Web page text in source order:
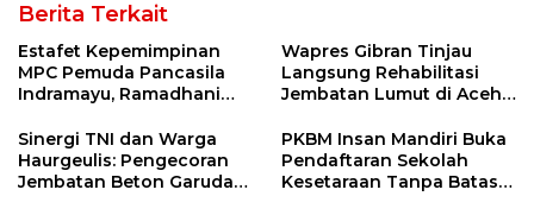
Berita Terkait
Estafet Kepemimpinan
MPC Pemuda Pancasila
Indramayu, Ramadhani
Pimpin Organisasi Lewat
Muscablub
Wapres Gibran Tinjau
Langsung Rehabilitasi
Jembatan Lumut di Aceh
Konektivitas Pulih Cepat
Sinergi TNI dan Warga
Haurgeulis: Pengecoran
Jembatan Beton Garuda
PKBM Insan Mandiri Buka
Pendaftaran Sekolah
Kesetaraan Tanpa Batas